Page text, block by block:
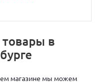
товары в
магазине мы можем